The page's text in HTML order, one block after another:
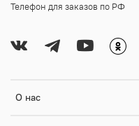
О нас
Телефон для заказов по РФ